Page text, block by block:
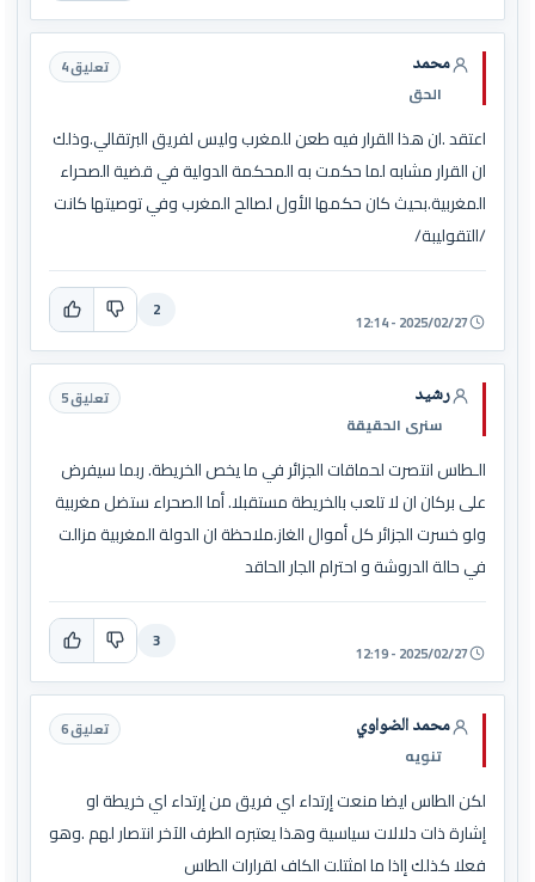
محمد
الحق
تعليق 4
اعتقد .ان هذا القرار فيه طعن للمغرب وليس لفريق البرتقالي.وذلك
ان القرار مشابه لما حكمت به المحكمة الدولية في قضية الصحراء
المغربية.بحيث كان حكمها الأول لصالح المغرب وفي توصيتها كانت
/التقوليبة/
2025/02/27 - 12:14
2
رشيد
سنرى الحقيقة
تعليق 5
الـطاس انتصرت لحماقات الجزائر في ما يخص الخريطة. ربما سيفرض
على بركان ان لا تلعب بالخريطة مستقبلا. أما الصحراء ستضل مغربية
ولو خسرت الجزائر كل أموال الغاز.ملاحظة ان الدولة المغربية مزالت
في حالة الدروشة و احترام الجار الحاقد
2025/02/27 - 12:19
3
محمد الضواوي
تنويه
تعليق 6
لكن الطاس ايضا منعت إرتداء اي فريق من إرتداء اي خريطة او
إشارة ذات دلالات سياسية وهذا يعتبره الطرف الآخر انتصار لهم .وهو
فعلا كذلك إاذا ما امثتلت الكاف لقرارات الطاس